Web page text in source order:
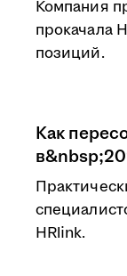
Компания
прокачала
позиций.
Как
HRlink.